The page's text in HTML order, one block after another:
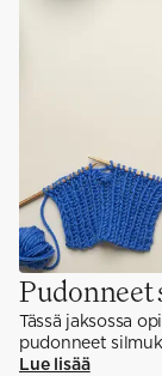
Tässä jaksossa
pudonneet
Lue lisää